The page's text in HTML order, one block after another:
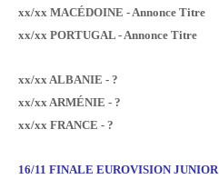
xx/xx MACÉDOINE - Annonce Titre
xx/xx PORTUGAL - Annonce Titre
xx/xx ALBANIE - ?
xx/xx ARMÉNIE - ?
xx/xx FRANCE - ?
16/11 FINALE EUROVISION JUNIOR